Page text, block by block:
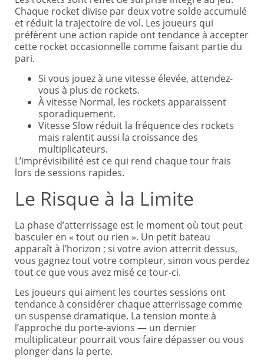
Chaque rocket divise par deux votre solde accumulé
et réduit la trajectoire de vol. Les joueurs qui
préfèrent une action rapide ont tendance à accepter
cette rocket occasionnelle comme faisant partie du
pari.
Si vous jouez à une vitesse élevée, attendez-
vous à plus de rockets.
À vitesse Normal, les rockets apparaissent
sporadiquement.
Vitesse Slow réduit la fréquence des rockets
mais ralentit aussi la croissance des
multiplicateurs.
L’imprévisibilité est ce qui rend chaque tour frais
lors de sessions rapides.
Le Risque à la Limite
La phase d’atterrissage est le moment où tout peut
basculer en « tout ou rien ». Un petit bateau
apparaît à l’horizon ; si votre avion atterrit dessus,
vous gagnez tout votre compteur, sinon vous perdez
tout ce que vous avez misé ce tour‑ci.
Les joueurs qui aiment les courtes sessions ont
tendance à considérer chaque atterrissage comme
un suspense dramatique. La tension monte à
l’approche du porte‑avions — un dernier
multiplicateur pourrait vous faire dépasser ou vous
plonger dans la perte.